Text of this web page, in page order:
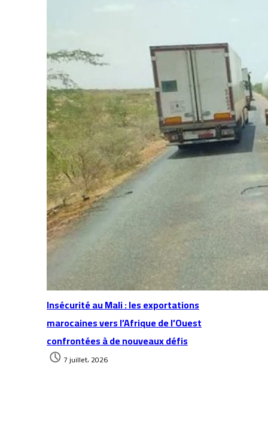
Insécurité au Mali : les exportations
marocaines vers l’Afrique de l’Ouest
confrontées à de nouveaux défis
7 juillet، 2026